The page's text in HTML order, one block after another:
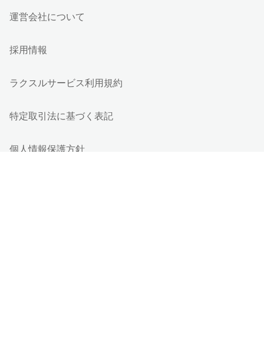
運営会社について
採用情報
ラクスルサービス利用規約
特定取引法に基づく表記
個人情報保護方針